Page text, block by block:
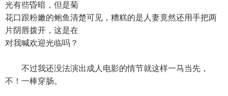
光有些昏暗，但是菊
花口跟粉嫩的鲍鱼清楚可见，糟糕的是人妻竟然还用手把两
片阴唇拨开，这是在
对我喊欢迎光临吗？
不过我还没法演出成人电影的情节就这样一马当先，
不！一棒穿肠。